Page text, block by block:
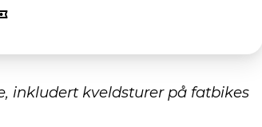
inkludert kveldsturer på fatbikes